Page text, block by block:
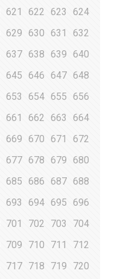
621 622 623
624
629 630 631
632
637 638 639 640
645 646 647 648
653 654 655 656
661 662 663
664
669 670 671
672
677 678 679
680
685 686 687 688
693 694 695
696
701 702 703
704
709 710 711
712
717 718 719
720